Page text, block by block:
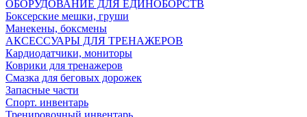
ОБОРУДОВАНИЕ ДЛЯ ЕДИНОБОРСТВ
Боксерские мешки, груши
Манекены, боксмены
АКСЕССУАРЫ ДЛЯ ТРЕНАЖЕРОВ
Кардиодатчики, мониторы
Коврики для тренажеров
Смазка для беговых дорожек
Запасные части
Спорт. инвентарь
Тренировочный инвентарь